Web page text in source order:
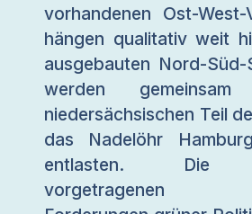
vorhandenen Ost-West-
hängen qualitativ weit
ausgebauten Nord-
werden
niedersächsischen Teil
das Nadelöhr
entlasten. Die
vorgetragenen